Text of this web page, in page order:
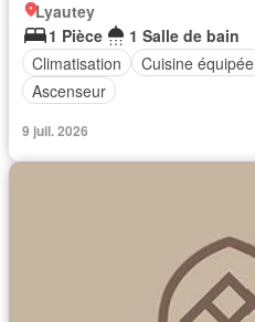
Lyautey
1 Pièce
1 Salle de bain
Climatisation
Cuisine équipée
Ascenseur
9 juil. 2026